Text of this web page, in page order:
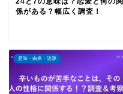
係がある？幅広く調査！
意味・由来・語源